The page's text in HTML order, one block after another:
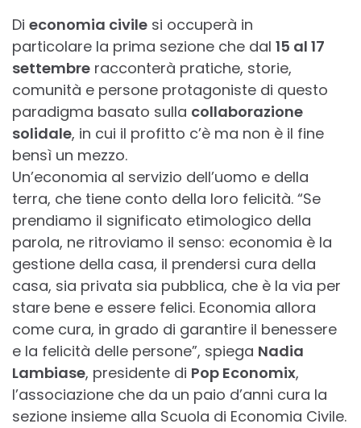
Di economia civile si occuperà in
particolare la prima sezione che dal 15 al 17
settembre racconterà pratiche, storie,
comunità e persone protagoniste di questo
paradigma basato sulla collaborazione
solidale, in cui il profitto c’è ma non è il fine
bensì un mezzo.
Un’economia al servizio dell’uomo e della
terra, che tiene conto della loro felicità. “Se
prendiamo il significato etimologico della
parola, ne ritroviamo il senso: economia è la
gestione della casa, il prendersi cura della
casa, sia privata sia pubblica, che è la via per
stare bene e essere felici. Economia allora
come cura, in grado di garantire il benessere
e la felicità delle persone”, spiega Nadia
Lambiase, presidente di Pop Economix,
l’associazione che da un paio d’anni cura la
sezione insieme alla Scuola di Economia Civile.